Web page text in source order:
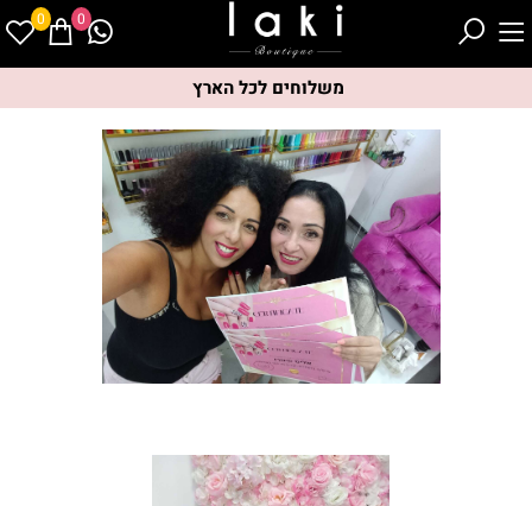
משלוחים לכל הארץ
0 0